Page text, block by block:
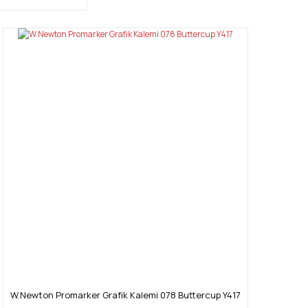
W.Newton Promarker Grafik Kalemi 078 Buttercup Y417